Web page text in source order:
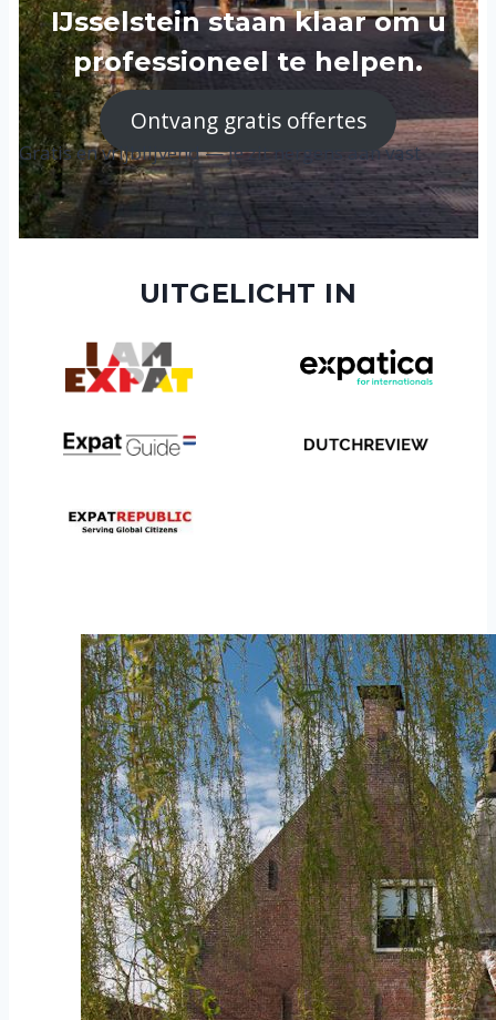
IJsselstein staan klaar om u
professioneel te helpen.
Ontvang gratis offertes
Gratis en vrijblijvend — je zit nergens aan vast
UITGELICHT IN